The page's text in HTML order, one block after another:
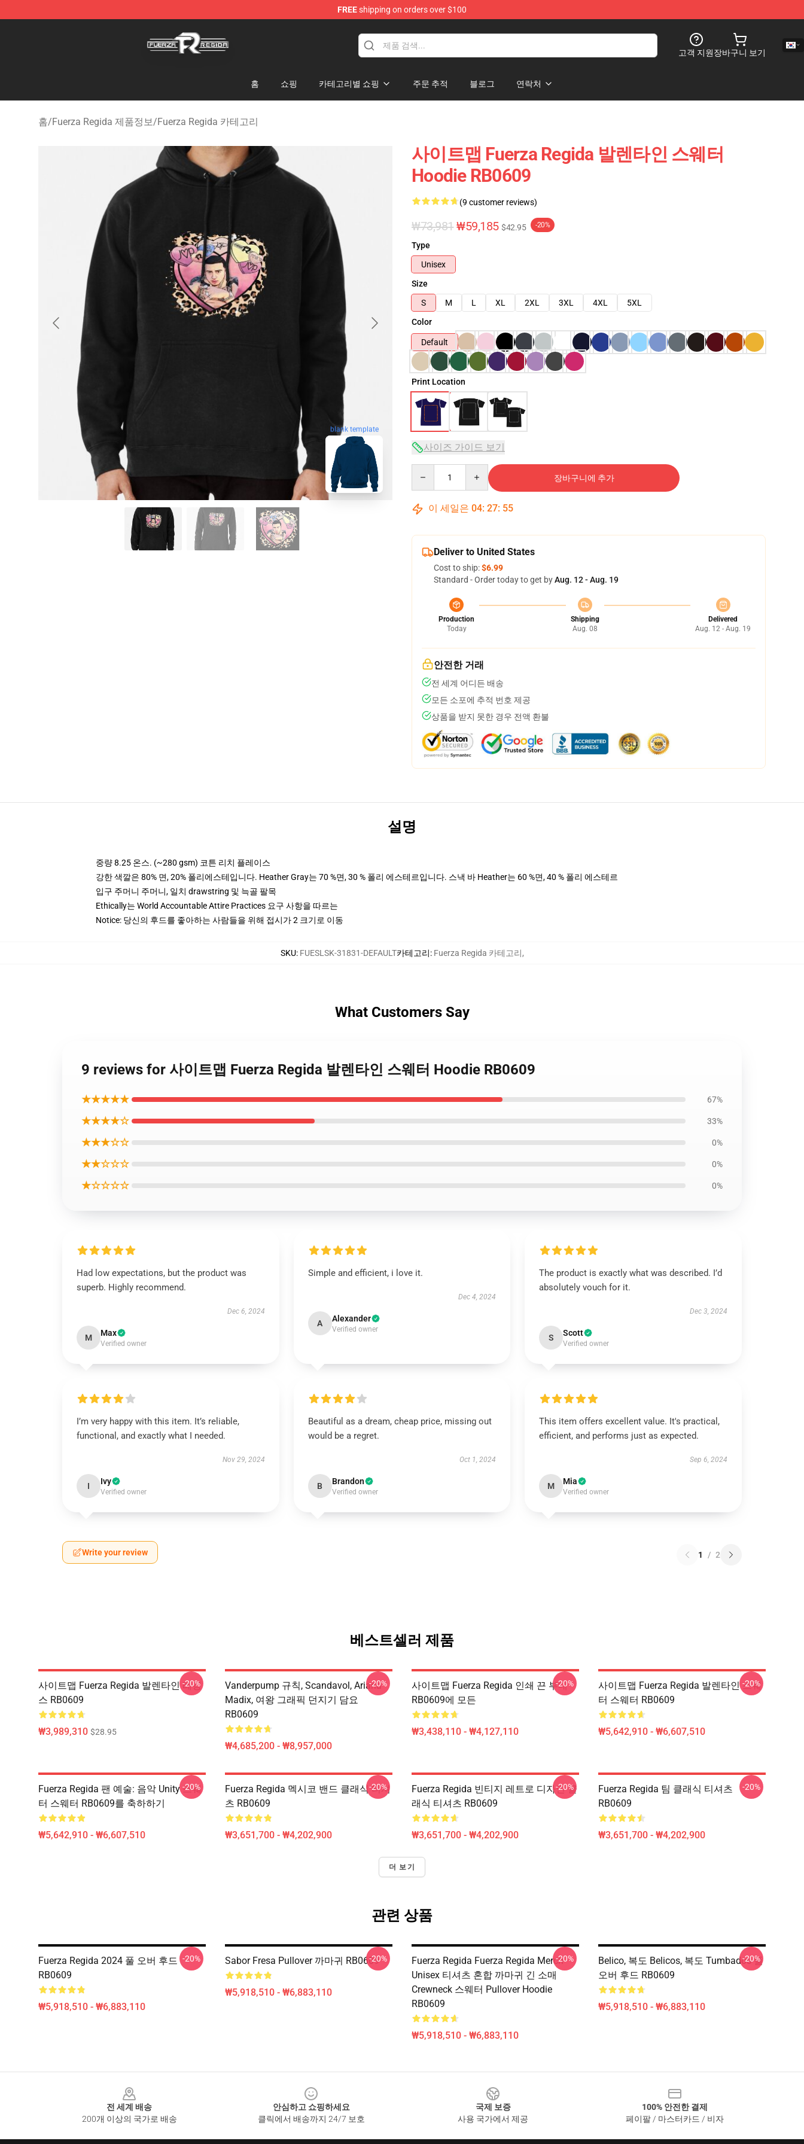
FREEshipping on orders over $100
고객 지원장바구니 보기
홈 쇼핑 카테고리별 쇼핑 주문 추적 블로그 연락처
홈/Fuerza Regida 제품정보/Fuerza Regida 카테고리
blank template
사이트맵 Fuerza Regida 발렌타인 스웨터
Hoodie RB0609
(9 customer reviews)
₩73,981 ₩59,185 $42.95 -20%
Type
Unisex
Size
S
M L XL 2XL 3XL 4XL
5XL
Color
Default
Print Location
사이즈 가이드 보기
장바구니에 추가
이 세일은 04: 27: 54
Deliver to United States
Cost to ship:$6.99
Standard - Order today to get byAug. 12 - Aug. 19
Production
Today
Shipping
Aug. 08
Delivered
Aug. 12 - Aug. 19
안전한 거래
전 세계 어디든 배송
모든 소포에 추적 번호 제공
상품을 받지 못한 경우 전액 환불
설명
중량 8.25 온스. (~280 gsm) 코튼 리치 플레이스
강한 색깔은 80% 면, 20% 폴리에스테입니다. Heather Gray는 70 %면, 30 % 폴리 에스테르입니다. 스낵 바 Heather는 60 %면, 40 % 폴리 에스테르
입구 주머니 주머니, 일치 drawstring 및 늑골 팔목
Ethically는 World Accountable Attire Practices 요구 사항을 따르는
Notice: 당신의 후드를 좋아하는 사람들을 위해 접시가 2 크기로 이동
SKU: FUESLSK-31831-DEFAULT카테고리: Fuerza Regida 카테고리,
What Customers Say
9 reviews for 사이트맵 Fuerza Regida 발렌타인 스웨터 Hoodie RB0609
★★★★★ 67%
★★★★☆ 33%
★★★☆☆ 0%
★★☆☆☆ 0%
★☆☆☆☆ 0%
Had low expectations, but the product was
superb. Highly recommend.
Dec 6, 2024
M Max
Verified owner
Simple and efficient, i love it.
Dec 4, 2024
A Alexander
Verified owner
The product is exactly what was described. I’d
absolutely vouch for it.
Dec 3, 2024
S Scott
Verified owner
I’m very happy with this item. It’s reliable,
functional, and exactly what I needed.
Nov 29, 2024
I Ivy
Verified owner
Beautiful as a dream, cheap price, missing out
would be a regret.
Oct 1, 2024
B Brandon
Verified owner
This item offers excellent value. It's practical,
efficient, and performs just as expected.
Sep 6, 2024
M Mia
Verified owner
Write your review 1 / 2
베스트셀러 제품
사이트맵 Fuerza Regida 발렌타인 레깅
스 RB0609
₩3,989,310 $28.95
-20%
Vanderpump 규칙, Scandavol, Ariana
Madix, 여왕 그래픽 던지기 담요
RB0609
₩4,685,200 - ₩8,957,000
-20%
사이트맵 Fuerza Regida 인쇄 끈 부대
RB0609에 모든
₩3,438,110 - ₩4,127,110
-20%
사이트맵 Fuerza Regida 발렌타인 스웨
터 스웨터 RB0609
₩5,642,910 - ₩6,607,510
-20%
Fuerza Regida 팬 예술: 음악 Unity 스웨
터 스웨터 RB0609를 축하하기
₩5,642,910 - ₩6,607,510
-20%
Fuerza Regida 멕시코 밴드 클래식 티셔
츠 RB0609
₩3,651,700 - ₩4,202,900
-20%
Fuerza Regida 빈티지 레트로 디자인 클
래식 티셔츠 RB0609
₩3,651,700 - ₩4,202,900
-20%
Fuerza Regida 팀 클래식 티셔츠
RB0609
₩3,651,700 - ₩4,202,900
-20%
더 보기
관련 상품
Fuerza Regida 2024 풀 오버 후드
RB0609
₩5,918,510 - ₩6,883,110
-20% Sabor Fresa Pullover 까마귀 RB0609
₩5,918,510 - ₩6,883,110
-20%
Fuerza Regida Fuerza Regida Merch
Unisex 티셔츠 혼합 까마귀 긴 소매
Crewneck 스웨터 Pullover Hoodie
RB0609
₩5,918,510 - ₩6,883,110
-20%
Belico, 복도 Belicos, 복도 Tumbados 풀
오버 후드 RB0609
₩5,918,510 - ₩6,883,110
-20%
전 세계 배송
200개 이상의 국가로 배송
안심하고 쇼핑하세요
클릭에서 배송까지 24/7 보호
국제 보증
사용 국가에서 제공
100% 안전한 결제
페이팔 / 마스터카드 / 비자